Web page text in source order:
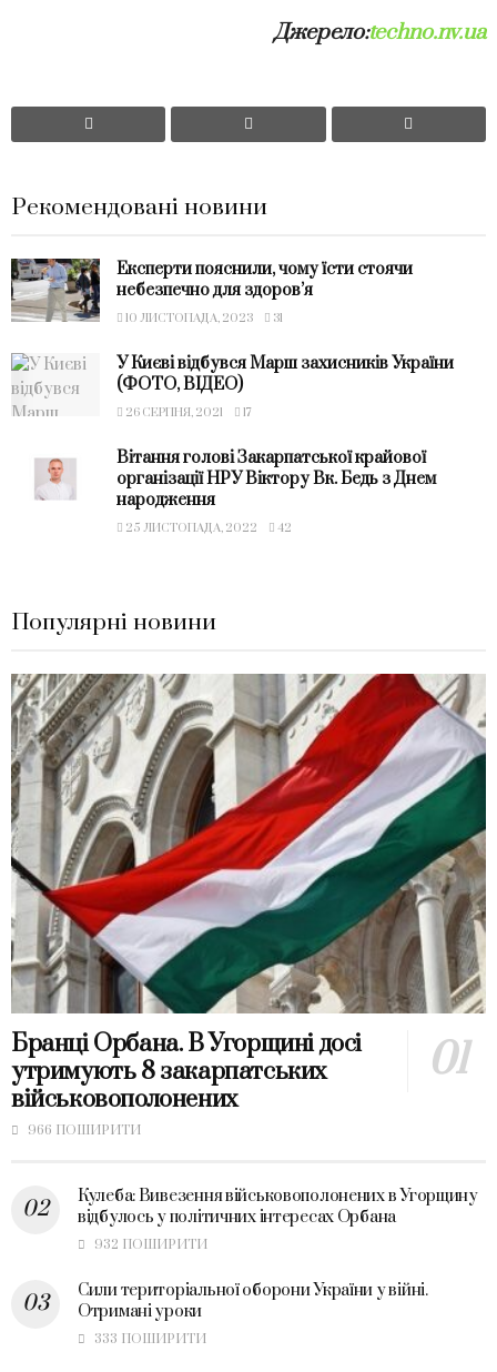
Джерело:techno.nv.ua
Рекомендовані новини
Експерти пояснили, чому їсти стоячи
небезпечно для здоров’я
10 ЛИСТОПАДА, 2023 31
У Києві відбувся Марш захисників України
(ФОТО, ВІДЕО)
26 СЕРПНЯ, 2021 17
Вітання голові Закарпатської крайової
організації НРУ Віктору Вк. Бедь з Днем
народження
25 ЛИСТОПАДА, 2022 42
Популярні новини
Бранці Орбана. В Угорщині досі
утримують 8 закарпатських
військовополонених
966 ПОШИРИТИ
Кулеба: Вивезення військовополонених в Угорщину
відбулось у політичних інтересах Орбана
932 ПОШИРИТИ
Сили територіальної оборони України у війні.
Отримані уроки
333 ПОШИРИТИ